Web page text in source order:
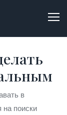
в
на поиски